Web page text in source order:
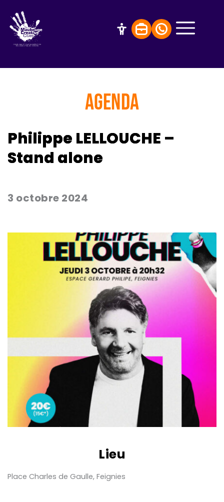
AGENDA
Philippe LELLOUCHE –
Stand alone
3 octobre 2024
Lieu
Place Charles de Gaulle, Feignies